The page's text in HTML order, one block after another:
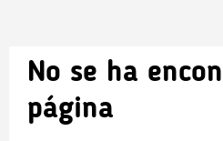
No se ha
página